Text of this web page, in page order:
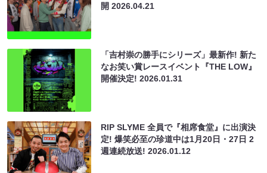
開2026.04.21
「吉村崇の勝手にシリーズ」最新作! 新た
なお笑い賞レースイベント『THE LOW』
開催決定!2026.01.31
RIP SLYME 全員で『相席食堂』に出演決
定! 爆笑必至の珍道中は1月20日・27日 2
週連続放送!2026.01.12